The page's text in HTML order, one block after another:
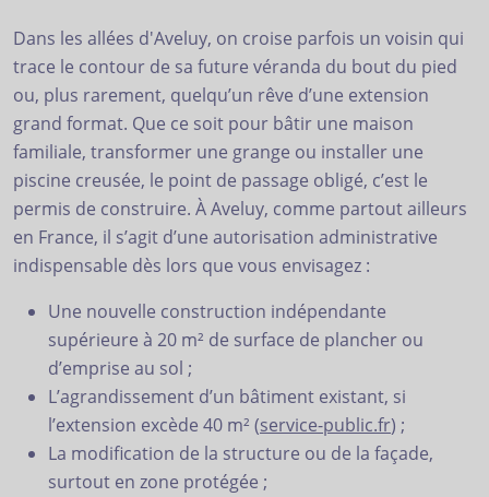
Dans les allées d'Aveluy, on croise parfois un voisin qui
trace le contour de sa future véranda du bout du pied
ou, plus rarement, quelqu’un rêve d’une extension
grand format. Que ce soit pour bâtir une maison
familiale, transformer une grange ou installer une
piscine creusée, le point de passage obligé, c’est le
permis de construire. À Aveluy, comme partout ailleurs
en France, il s’agit d’une autorisation administrative
indispensable dès lors que vous envisagez :
Une nouvelle construction indépendante
supérieure à 20 m² de surface de plancher ou
d’emprise au sol ;
L’agrandissement d’un bâtiment existant, si
l’extension excède 40 m² (service-public.fr) ;
La modification de la structure ou de la façade,
surtout en zone protégée ;